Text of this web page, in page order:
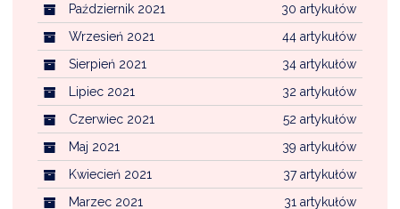
30 artykułów
Październik 2021
44 artykułów
Wrzesień 2021
34 artykułów
Sierpień 2021
32 artykułów
Lipiec 2021
52 artykułów
Czerwiec 2021
39 artykułów
Maj 2021
37 artykułów
Kwiecień 2021
31 artykułów
Marzec 2021